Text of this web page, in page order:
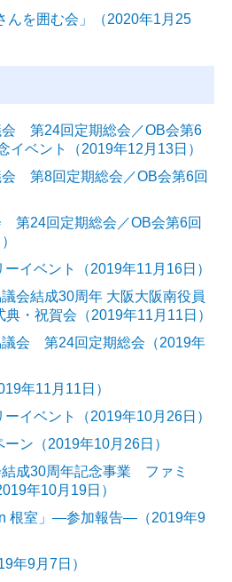
んを囲む会」（2020年1月25
会 第24回定期総会／OB会第6
イベント（2019年12月13日）
第8回定期総会／OB会第6回
第24回定期総会／OB会第6回
イベント（2019年11月16日）
会結成30周年 大阪大阪南役員
・祝賀会（2019年11月11日）
議会 第24回定期総会（2019年
年11月11日）
イベント（2019年10月26日）
ン（2019年10月26日）
成30周年記念事業 ファミ
年10月19日）
根室」―参加報告―（2019年9
年9月7日）